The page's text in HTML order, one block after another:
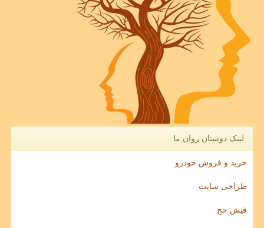
لینک دوستان روان ما
خرید و فروش خودرو
طراحی سایت
فیش حج